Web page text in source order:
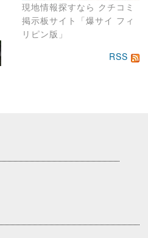
現地情報探すなら クチコミ
掲示板サイト「爆サイ フィ
リピン版」
RSS